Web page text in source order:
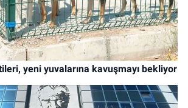
yeni yuvalarına kavuşmayı bekliyor